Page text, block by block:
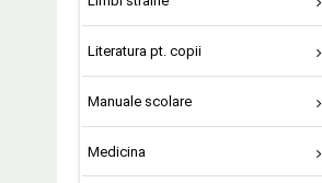
Literatura pt. copii
Manuale scolare
Medicina